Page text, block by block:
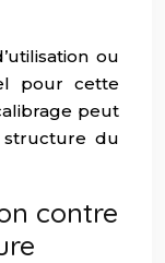
ou
pour cette
peut
du
contre